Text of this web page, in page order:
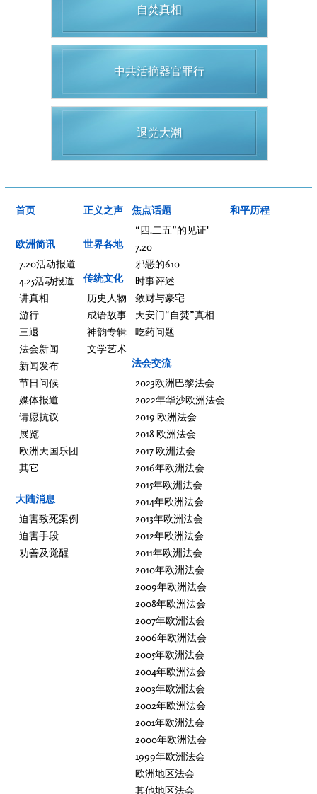
自焚真相
中共活摘器官罪行
退党大潮
首页
欧洲简讯
7.20活动报道
4.25活动报道
讲真相
游行
三退
法会新闻
新闻发布
节日问候
媒体报道
请愿抗议
展览
欧洲天国乐团
其它
大陆消息
迫害致死案例
迫害手段
劝善及觉醒
正义之声
世界各地
传统文化
历史人物
成语故事
神韵专辑
文学艺术
焦点话题
“四.二五”的见证'
7.20
邪恶的610
时事评述
敛财与豪宅
天安门“自焚”真相
吃药问题
法会交流
2023欧洲巴黎法会
2022年华沙欧洲法会
2019 欧洲法会
2018 欧洲法会
2017 欧洲法会
2016年欧洲法会
2015年欧洲法会
2014年欧洲法会
2013年欧洲法会
2012年欧洲法会
2011年欧洲法会
2010年欧洲法会
2009年欧洲法会
2008年欧洲法会
2007年欧洲法会
2006年欧洲法会
2005年欧洲法会
2004年欧洲法会
2003年欧洲法会
2002年欧洲法会
2001年欧洲法会
2000年欧洲法会
1999年欧洲法会
欧洲地区法会
其他地区法会
和平历程